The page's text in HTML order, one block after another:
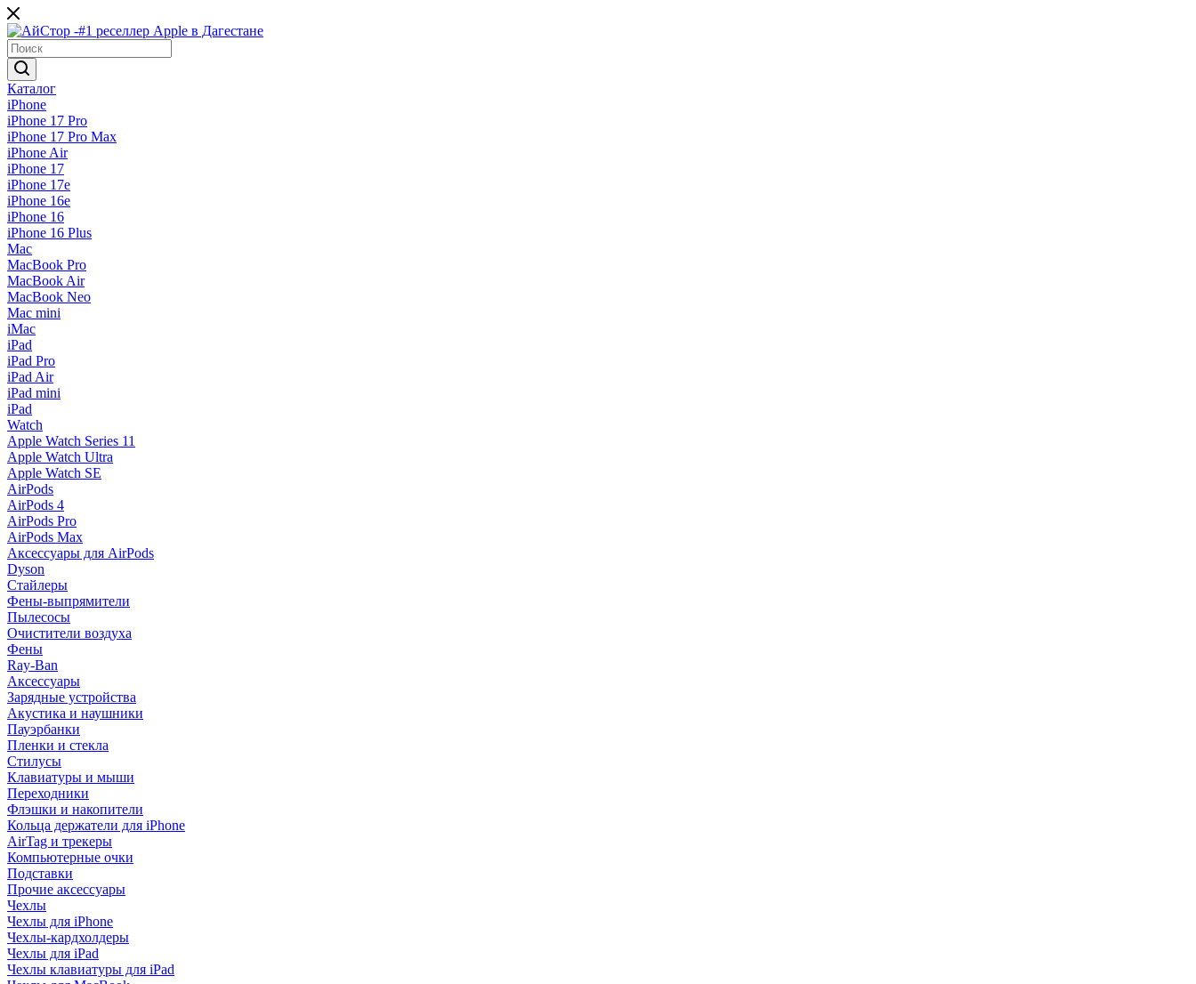
Каталог
iPhone
iPhone 17 Pro
iPhone 17 Pro Max
iPhone Air
iPhone 17
iPhone 17e
iPhone 16e
iPhone 16
iPhone 16 Plus
Mac
MacBook Pro
MacBook Air
MacBook Neo
Mac mini
iMac
iPad
iPad Pro
iPad Air
iPad mini
iPad
Watch
Apple Watch Series 11
Apple Watch Ultra
Apple Watch SE
AirPods
AirPods 4
AirPods Pro
AirPods Max
Аксессуары для AirPods
Dyson
Стайлеры
Фены-выпрямители
Пылесосы
Очистители воздуха
Фены
Ray-Ban
Аксессуары
Зарядные устройства
Акустика и наушники
Пауэрбанки
Пленки и стекла
Стилусы
Клавиатуры и мыши
Переходники
Флэшки и накопители
Кольца держатели для iPhone
AirTag и трекеры
Компьютерные очки
Подставки
Прочие аксессуары
Чехлы
Чехлы для iPhone
Чехлы-кардхолдеры
Чехлы для iPad
Чехлы клавиатуры для iPad